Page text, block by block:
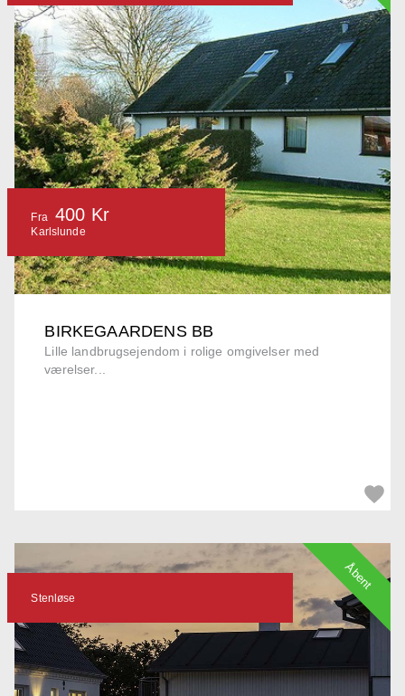
BIRKEGAARDENS BB
Lille landbrugsejendom i rolige omgivelser med
værelser...
Fra 400 Kr
Karlslunde
Stenløse
Åbent